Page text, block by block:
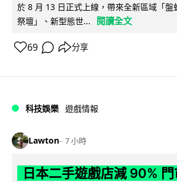
於 8 月 13 日正式上線，帶來全新區域「盤
祭壇」、新型態世...
閱讀全文
69 分享
科技娛樂 遊戲情報
Lawton 7 小時
日本二手遊戲店減 90%